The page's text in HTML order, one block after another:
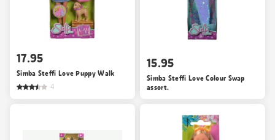
17.95
Simba Steffi Love Puppy Walk
4
15.95
Simba Steffi Love Colour Swap
assort.